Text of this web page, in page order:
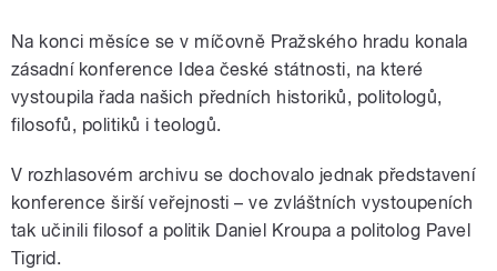
Na konci měsíce se v míčovně Pražského hradu konala
zásadní konference Idea české státnosti, na které
vystoupila řada našich předních historiků, politologů,
filosofů, politiků i teologů.
V rozhlasovém archivu se dochovalo jednak představení
konference širší veřejnosti – ve zvláštních vystoupeních
tak učinili filosof a politik Daniel Kroupa a politolog Pavel
Tigrid.